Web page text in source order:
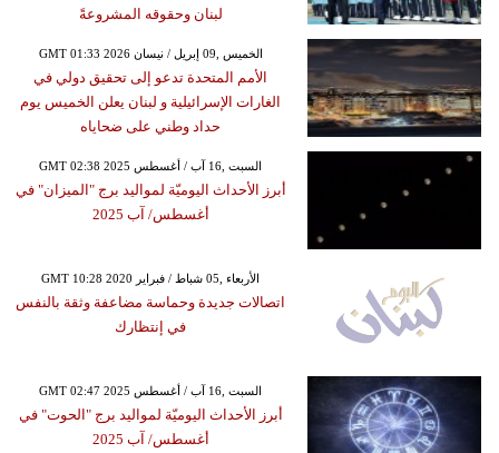
لبنان وحقوقه المشروعةً
GMT 01:33 2026 الخميس ,09 إبريل / نيسان
الأمم المتحدة تدعو إلى تحقيق دولي في
الغارات الإسرائيلية و لبنان يعلن الخميس يوم
حداد وطني على ضحاياه
GMT 02:38 2025 السبت ,16 آب / أغسطس
أبرز الأحداث اليوميّة لمواليد برج "الميزان" في
أغسطس/ آب 2025
GMT 10:28 2020 الأربعاء ,05 شباط / فبراير
اتصالات جديدة وحماسة مضاعفة وثقة بالنفس
في إنتظارك
GMT 02:47 2025 السبت ,16 آب / أغسطس
أبرز الأحداث اليوميّة لمواليد برج "الحوت" في
أغسطس/ آب 2025